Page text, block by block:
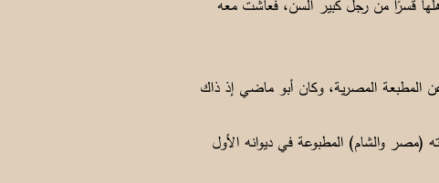
قسرًا من رجل كبير السن، فعاشت معه
إلى أن جمع بواكير شعره في ديوان أطلق عليه "تذكار الماضي" وقد صدرفي عام 1911م عن المطبعة المصرية، وكان أبو ماضي إذ ذاك
(مصر والشام) المطبوعة في ديوانه الأول